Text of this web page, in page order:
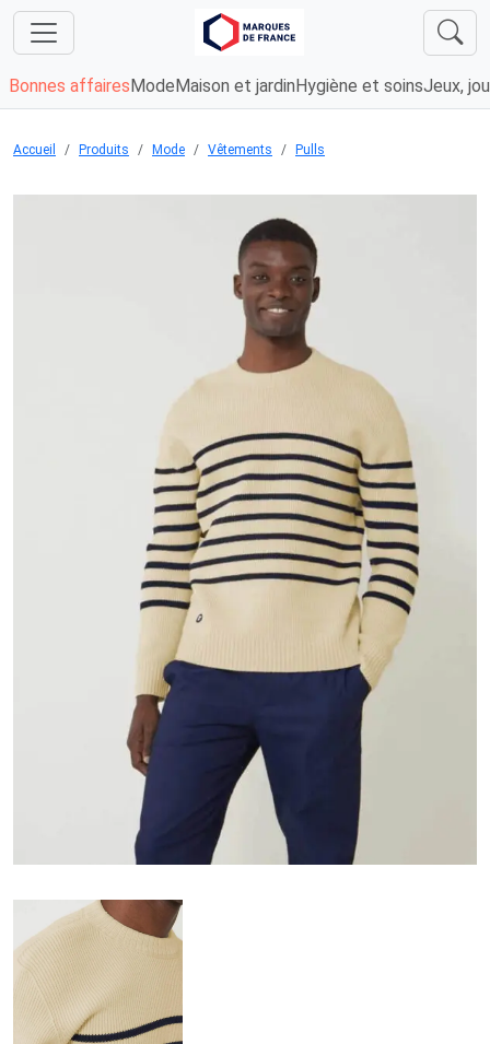
Bonnes affaires Mode Maison et jardin Hygiène et soinsJeux,
Accueil Produits Mode Vêtements Pulls